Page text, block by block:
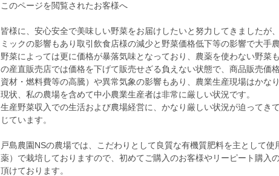
このページを閲覧されたお客様へ
皆様に、安心安全で美味しい野菜をお届けしたいと努力してきましたが
ミックの影響もあり取引飲食店様の減少と野菜価格低下等の影響で大手
野菜によっては更に価格が暴落気味となっており、農薬を使わない野菜
の産直販売店では価格を下げて販売せざる負えない状態で、商品販売価
資材・燃料費等の高騰）や異常気象の影響もあり、農業生産現場はかな
現状、私の農場を含めて中小農業生産者は非常に厳しい状況です。
生産野菜収入での生活および農場経営に、かなり厳しい状況が迫ってき
じています。
戸島農園NSの農場では、こだわりとして良質な有機質肥料を主として使
薬）で栽培しておりますので、初めてご購入のお客様やリーピート購入
頂けております。